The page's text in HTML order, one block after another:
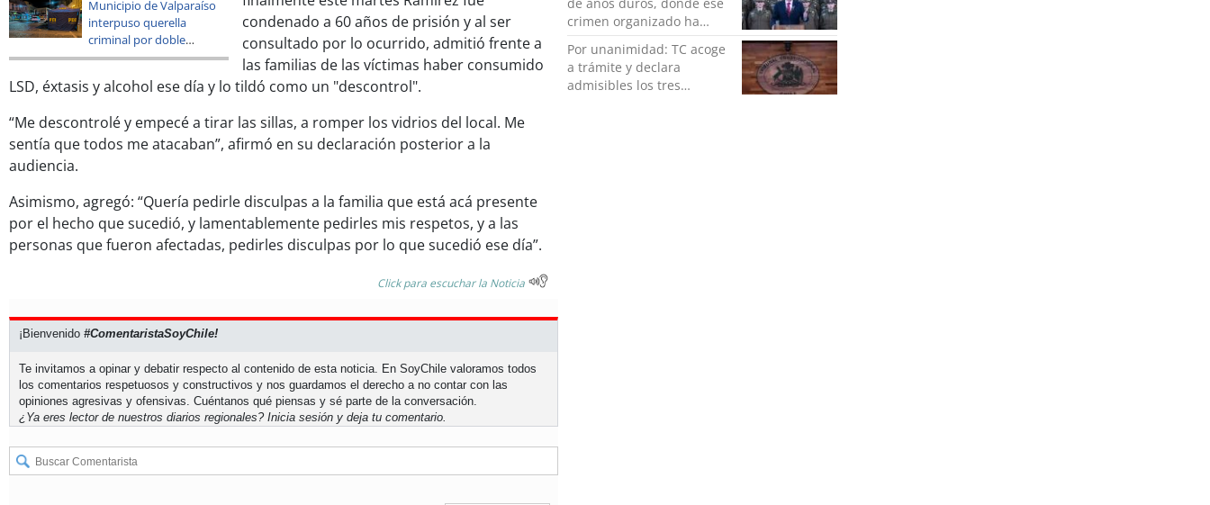
Municipio de Valparaíso
interpuso querella
criminal por doble
homicidio en subida
condenado a 60 años de prisión y al ser
consultado por lo ocurrido, admitió frente a
las familias de las víctimas haber consumido
LSD, éxtasis y alcohol ese día y lo tildó como un "descontrol".
“Me descontrolé y empecé a tirar las sillas, a romper los vidrios del local. Me
sentía que todos me atacaban”, afirmó en su declaración posterior a la
audiencia.
Asimismo, agregó: “Quería pedirle disculpas a la familia que está acá presente
por el hecho que sucedió, y lamentablemente pedirles mis respetos, y a las
personas que fueron afectadas, pedirles disculpas por lo que sucedió ese día”.
Click para escuchar la Noticia
¡Bienvenido #ComentaristaSoyChile!
Te invitamos a opinar y debatir respecto al contenido de esta noticia. En SoyChile valoramos todos
los comentarios respetuosos y constructivos y nos guardamos el derecho a no contar con las
opiniones agresivas y ofensivas. Cuéntanos qué piensas y sé parte de la conversación.
¿Ya eres lector de nuestros diarios regionales? Inicia sesión y deja tu comentario.
crimen organizado ha
ocupado un lugar que no
le corresponde”
Por unanimidad: TC acoge
a trámite y declara
admisibles los tres